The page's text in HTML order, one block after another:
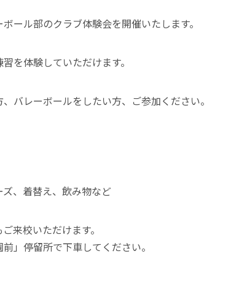
ール部のクラブ体験会を開催いたします。
を体験していただけます。
バレーボールをしたい方、ご参加ください。
、着替え、飲み物など
来校いただけます。
」停留所で下車してください。